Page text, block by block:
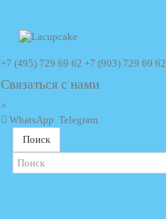
+7 (495) 729 69 62 +7 (903) 729 69 62
Связаться с нами
×
WhatsApp Telegram
Поиск